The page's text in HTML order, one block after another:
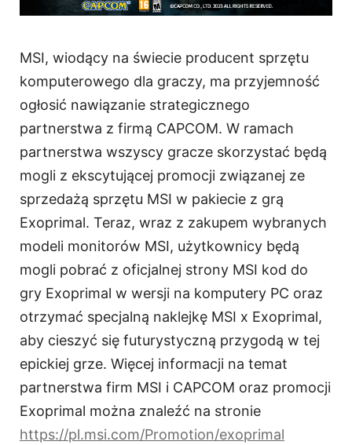
MSI, wiodący na świecie producent sprzętu
komputerowego dla graczy, ma przyjemność
ogłosić nawiązanie strategicznego
partnerstwa z firmą CAPCOM. W ramach
partnerstwa wszyscy gracze skorzystać będą
mogli z ekscytującej promocji związanej ze
sprzedażą sprzętu MSI w pakiecie z grą
Exoprimal. Teraz, wraz z zakupem wybranych
modeli monitorów MSI, użytkownicy będą
mogli pobrać z oficjalnej strony MSI kod do
gry Exoprimal w wersji na komputery PC oraz
otrzymać specjalną naklejkę MSI x Exoprimal,
aby cieszyć się futurystyczną przygodą w tej
epickiej grze. Więcej informacji na temat
partnerstwa firm MSI i CAPCOM oraz promocji
Exoprimal można znaleźć na stronie
https://pl.msi.com/Promotion/exoprimal